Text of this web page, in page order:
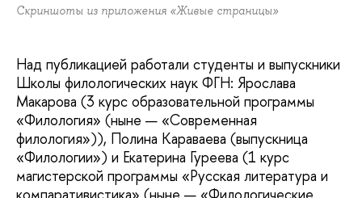
Скриншоты из приложения «Живые страницы»
Над публикацией работали студенты и выпускники
Школы филологических наук ФГН: Ярослава
Макарова (3 курс образовательной программы
«Филология» (ныне — «Современная
филология»)), Полина Караваева (выпускница
«Филологии») и Екатерина Гуреева (1 курс
магистерской программы «Русская литература и